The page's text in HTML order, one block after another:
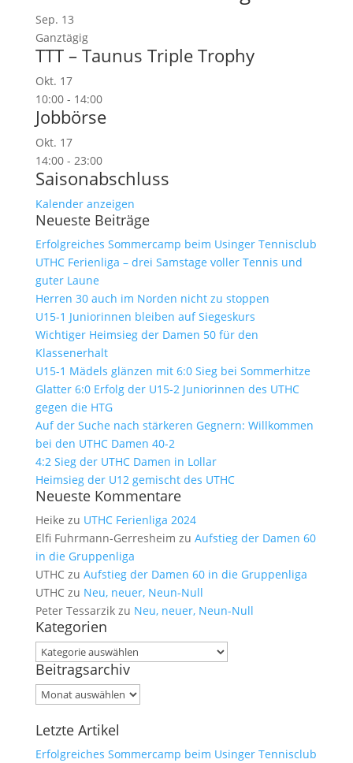
Sep. 13
Ganztägig
TTT – Taunus Triple Trophy
Okt. 17
10:00- 14:00
Jobbörse
Okt. 17
14:00- 23:00
Saisonabschluss
Kalender anzeigen
Neueste Beiträge
Erfolgreiches Sommercamp beim Usinger Tennisclub
UTHC Ferienliga – drei Samstage voller Tennis und
guter Laune
Herren 30 auch im Norden nicht zu stoppen
U15-1 Juniorinnen bleiben auf Siegeskurs
Wichtiger Heimsieg der Damen 50 für den
Klassenerhalt
U15-1 Mädels glänzen mit 6:0 Sieg bei Sommerhitze
Glatter 6:0 Erfolg der U15-2 Juniorinnen des UTHC
gegen die HTG
Auf der Suche nach stärkeren Gegnern: Willkommen
bei den UTHC Damen 40-2
4:2 Sieg der UTHC Damen in Lollar
Heimsieg der U12 gemischt des UTHC
Neueste Kommentare
Heike zu UTHC Ferienliga 2024
Elfi Fuhrmann-Gerresheim zu Aufstieg der Damen 60
in die Gruppenliga
UTHCzu Aufstieg der Damen 60 in die Gruppenliga
UTHCzu Neu, neuer, Neun-Null
Peter Tessarzikzu Neu, neuer, Neun-Null
Kategorien
Kategorien
Beitragsarchiv
Beitragsarchiv
Letzte Artikel
Erfolgreiches Sommercamp beim Usinger Tennisclub